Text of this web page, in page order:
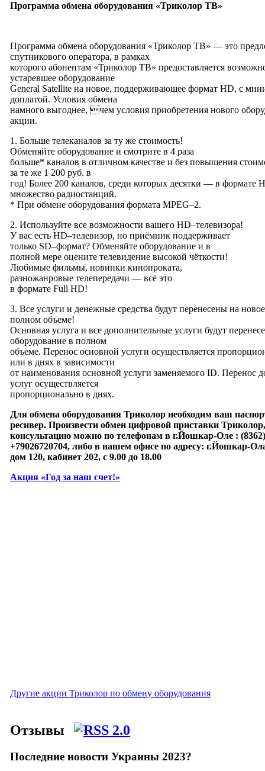
Программа обмена оборудования «Триколор ТВ»
Программа обмена оборудования «Триколор ТВ» — это
спутникового оператора, в рамках
которого абонентам «Триколор ТВ» предоставляется
устаревшее оборудование
General Satellite на новое, поддерживающее формат HD, с
доплатой. Условия обмена
намного выгоднее, чем условия приобретения нового
акции.
1. Больше телеканалов за ту же стоимость!
Обменяйте оборудование и смотрите в 4 раза
больше* каналов в отличном качестве и без повышения
за те же 1 200 руб. в
год! Более 200 каналов, среди которых десятки — в формате
множество радиостанций.
* При обмене оборудования формата MPEG–2.
2. Используйте все возможности вашего HD–телевизора!
У вас есть HD–телевизор, но приёмник поддерживает
только SD–формат? Обменяйте оборудование и в
полной мере оцените телевидение высокой чёткости!
Любимые фильмы, новинки кинопроката,
разножанровые телепередачи — всё это
в формате Full HD!
3. Все услуги и денежные средства будут перенесены на
полном объеме!
Основная услуга и все дополнительные услуги будут
оборудование в полном
объеме. Перенос основной услуги осуществляется
или в днях в зависимости
от наименования основной услуги заменяемого ID. Перенос
услуг осуществляется
пропорционально в днях.
Для обмена оборудования Триколор необходим ваш
ресивер. Произвести обмен цифровой приставки
консультацию можно по телефонам в г.Йошкар-Оле : (8362)
+79026720704, либо в нашем офисе по адресу: г.Йошкар-
дом 120, кабинет 202, с 9.00 до 18.00
Акция «Год за наш счет!»
Другие акции Триколор по обмену оборудования
Отзывы
Последние новости Украины 2023?